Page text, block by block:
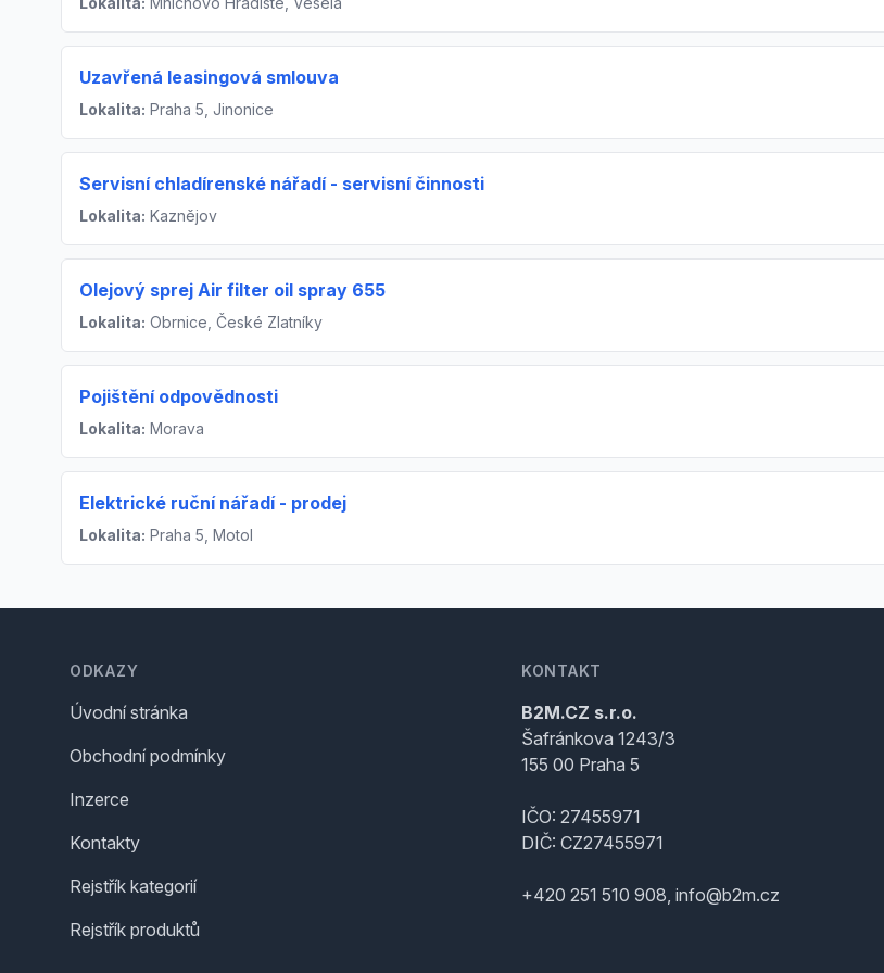
Uzavřená leasingová smlouva
Lokalita: Praha 5, Jinonice
Servisní chladírenské nářadí - servisní činnosti
Lokalita: Kaznějov
Olejový sprej Air filter oil spray 655
Lokalita: Obrnice, České Zlatníky
Pojištění odpovědnosti
Lokalita: Morava
Elektrické ruční nářadí - prodej
Lokalita: Praha 5, Motol
ODKAZY
Úvodní stránka
Obchodní podmínky
Inzerce
Kontakty
Rejstřík kategorií
Rejstřík produktů
KONTAKT
B2M.CZ s.r.o.
Šafránkova 1243/3
155 00 Praha 5
IČO: 27455971
DIČ: CZ27455971
+420 251 510 908, info@b2m.cz